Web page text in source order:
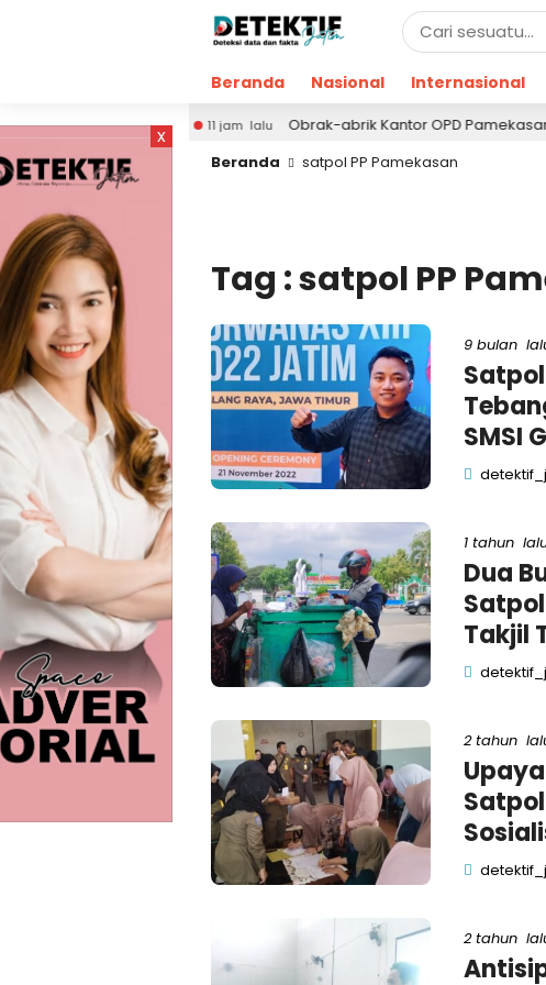
Beranda Nasional Internasional
x
11 jam lalu Obrak-abrik Kantor OPD Pamekasan,
Beranda
satpol PP Pamekasan
Tag : satpol PP
9 bulan
SMSI
1 tahun
Dua
Takjil
2 tahun
2 tahun